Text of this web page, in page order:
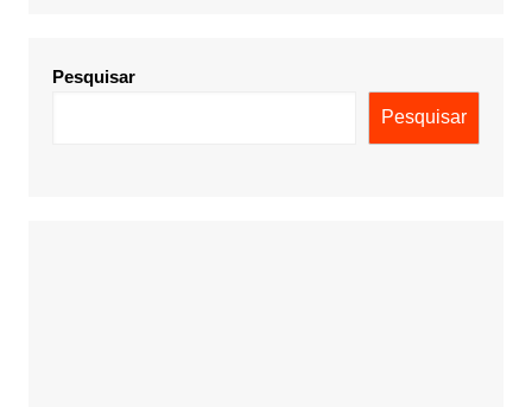
Pesquisar
Pesquisar